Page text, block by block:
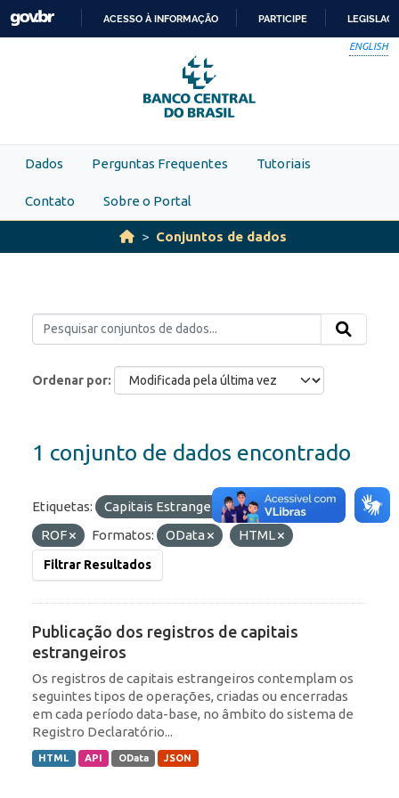
Skip to main content
PARA
O
CONTEÚDO
ACESSO À INFORMAÇÃO PARTICIPE
ENGLISH
Dados Perguntas Frequentes Tutoriais
Contato Sobre o Portal
Conjuntos de dados
Ordenar por
1 conjunto de dados encontrado
Etiquetas: Capitais Estrangeiros
RDE
ROF
Formatos: OData HTML
Filtrar Resultados
Publicação dos registros de capitais
estrangeiros
Os registros de capitais estrangeiros contemplam os
seguintes tipos de operações, criadas ou encerradas
em cada período data-base, no âmbito do sistema de
Registro Declaratório...
HTML API OData JSON